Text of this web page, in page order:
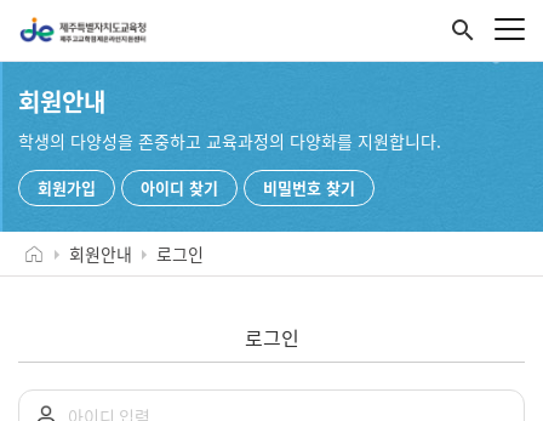
search
회원안내
학생의 다양성을 존중하고 교육과정의 다양화를 지원합니다.
회원가입 아이디 찾기 비밀번호 찾기
회원안내 로그인
로그인